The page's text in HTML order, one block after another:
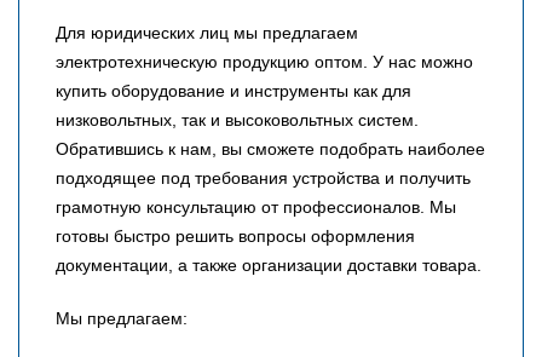
Для юридических лиц мы предлагаем
электротехническую продукцию оптом. У нас можно
купить оборудование и инструменты как для
низковольтных, так и высоковольтных систем.
Обратившись к нам, вы сможете подобрать наиболее
подходящее под требования устройства и получить
грамотную консультацию от профессионалов. Мы
готовы быстро решить вопросы оформления
документации, а также организации доставки товара.
Мы предлагаем: